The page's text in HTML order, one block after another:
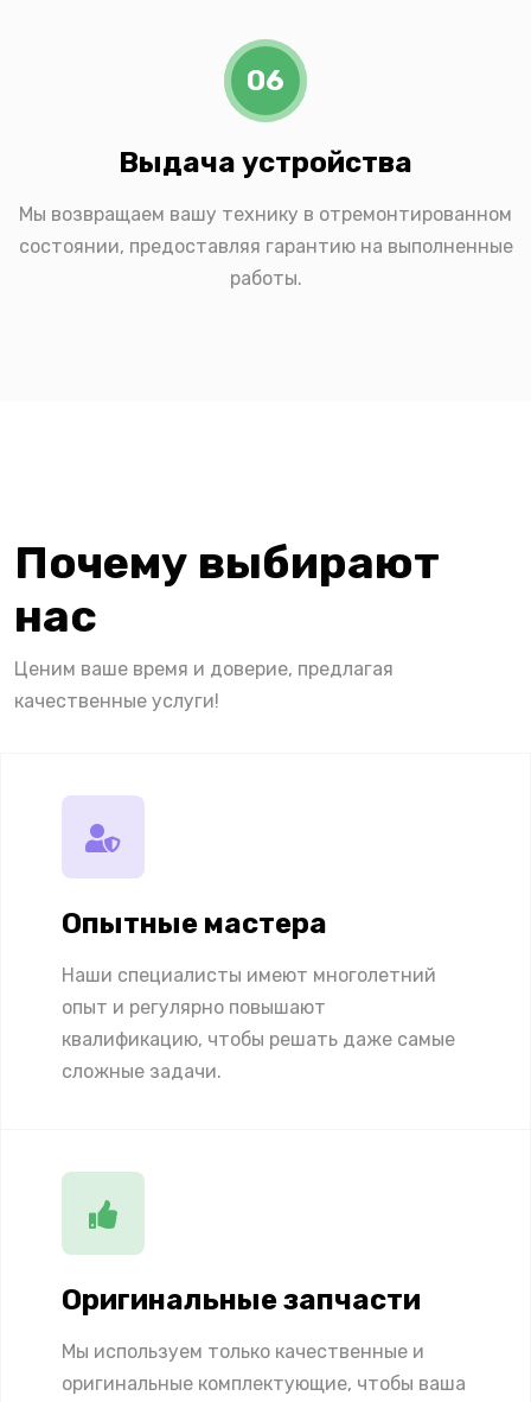
06
Выдача устройства
Мы возвращаем вашу технику в отремонтированном
состоянии, предоставляя гарантию на выполненные
работы.
Почему выбирают
нас
Ценим ваше время и доверие, предлагая
качественные услуги!
Опытные мастера
Наши специалисты имеют многолетний
опыт и регулярно повышают
квалификацию, чтобы решать даже самые
сложные задачи.
Оригинальные запчасти
Мы используем только качественные и
оригинальные комплектующие, чтобы ваша